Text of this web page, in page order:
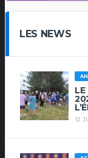
LES NEWS
12